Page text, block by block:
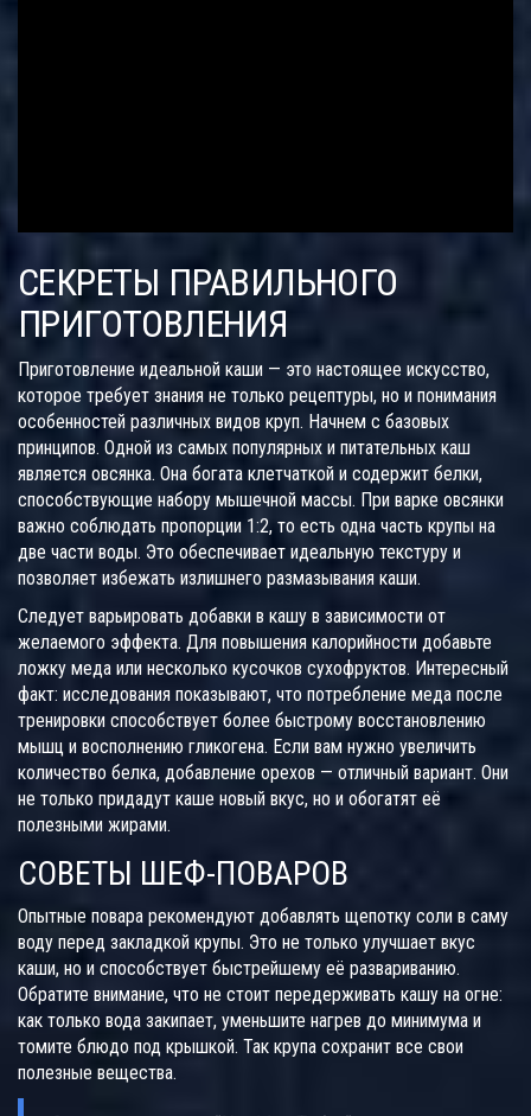
СЕКРЕТЫ ПРАВИЛЬНОГО
ПРИГОТОВЛЕНИЯ
Приготовление идеальной каши — это настоящее искусство,
которое требует знания не только рецептуры, но и понимания
особенностей различных видов круп. Начнем с базовых
принципов. Одной из самых популярных и питательных каш
является овсянка. Она богата клетчаткой и содержит белки,
способствующие набору мышечной массы. При варке овсянки
важно соблюдать пропорции 1:2, то есть одна часть крупы на
две части воды. Это обеспечивает идеальную текстуру и
позволяет избежать излишнего размазывания каши.
Следует варьировать добавки в кашу в зависимости от
желаемого эффекта. Для повышения калорийности добавьте
ложку меда или несколько кусочков сухофруктов. Интересный
факт: исследования показывают, что потребление меда после
тренировки способствует более быстрому восстановлению
мышц и восполнению гликогена. Если вам нужно увеличить
количество белка, добавление орехов — отличный вариант. Они
не только придадут каше новый вкус, но и обогатят её
полезными жирами.
СОВЕТЫ ШЕФ-ПОВАРОВ
Опытные повара рекомендуют добавлять щепотку соли в саму
воду перед закладкой крупы. Это не только улучшает вкус
каши, но и способствует быстрейшему её развариванию.
Обратите внимание, что не стоит передерживать кашу на огне:
как только вода закипает, уменьшите нагрев до минимума и
томите блюдо под крышкой. Так крупа сохранит все свои
полезные вещества.